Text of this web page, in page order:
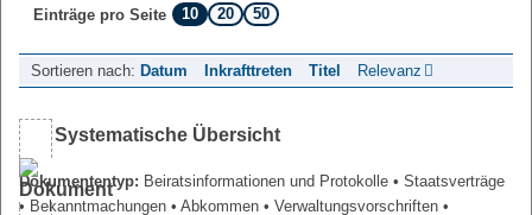
Einträge pro Seite
10 20 50
Sortieren nach: Datum Inkrafttreten Titel Relevanz
Systematische Übersicht
Dokumententyp: Beiratsinformationen und Protokolle • Staatsverträge
• Bekanntmachungen • Abkommen • Verwaltungsvorschriften •